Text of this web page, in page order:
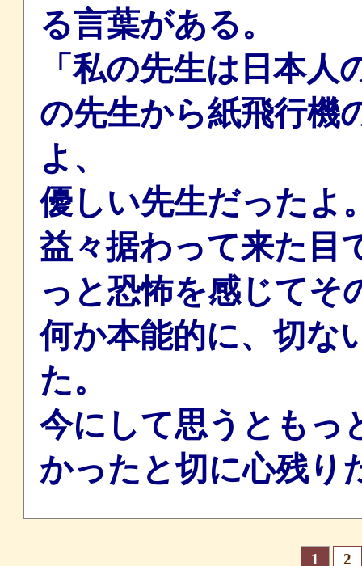
る言葉がある。
「私の先生は日本
の先生から紙飛行機
よ、
優しい先生だったよ
益々据わって来た目
っと恐怖を感じてそ
何か本能的に、切な
た。
今にして思うともっ
かったと切に心残り
1 2